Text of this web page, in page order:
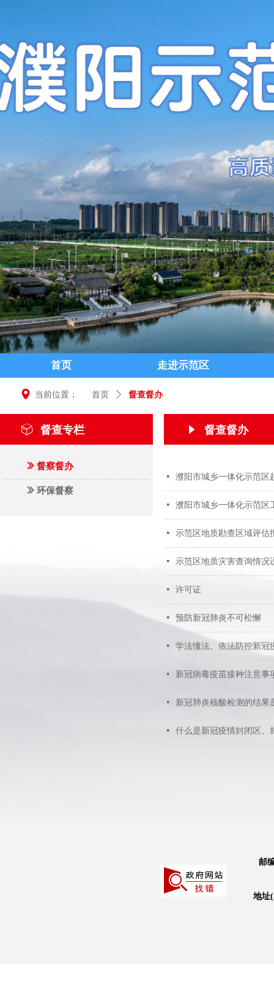
首页 走进示范区
督查专栏
ꁦ
넹 首页 ꄲ 督查督办
当前位置：
념 督查督办
ꅀ 督察督办
ꅀ 环保督察
넷 濮阳市城乡一体化示范区
넷 濮阳市城乡一体化示范区
넷 示范区地质勘查区域评估
넷 示范区地质灾害查询情况
넷 许可证
넷 预防新冠肺炎不可松懈
넷 学法懂法、依法防控新冠
넷 新冠病毒疫苗接种注意事
넷 新冠肺炎核酸检测的结果
넷 什么是新冠疫情封闭区、
邮
地址